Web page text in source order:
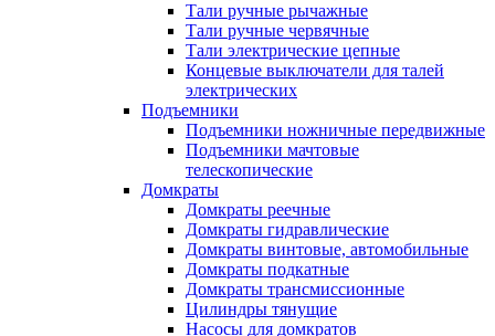
Тали ручные рычажные
Тали ручные червячные
Тали электрические цепные
Концевые выключатели для талей
электрических
Подъемники
Подъемники ножничные передвижные
Подъемники мачтовые
телескопические
Домкраты
Домкраты реечные
Домкраты гидравлические
Домкраты винтовые, автомобильные
Домкраты подкатные
Домкраты трансмиссионные
Цилиндры тянущие
Насосы для домкратов